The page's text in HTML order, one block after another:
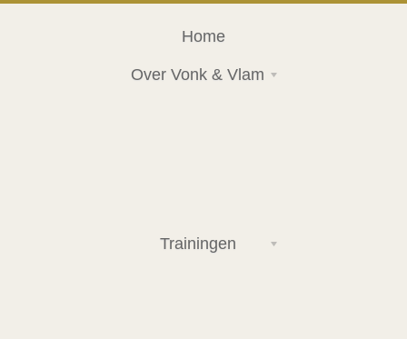
Home
Over Vonk & Vlam
Trainingen